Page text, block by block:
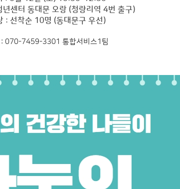
년센터 동대문 오랑 (청량리역 4번 출구)
: 선착순 10명 (동대문구 우선)
: 070-7459-3301 통합서비스1팀